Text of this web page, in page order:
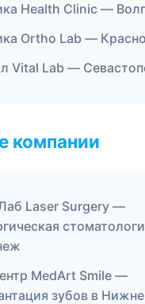
Health Clinic —
Ortho Lab —
Vital Lab —
компании
Laser Surgery —
MedArt Smile —
зубов в